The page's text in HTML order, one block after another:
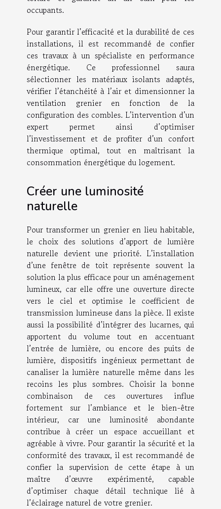
occupants.
Pour garantir l’efficacité et la durabilité de ces
installations, il est recommandé de confier
ces travaux à un spécialiste en performance
énergétique. Ce professionnel saura
sélectionner les matériaux isolants adaptés,
vérifier l’étanchéité à l’air et dimensionner la
ventilation grenier en fonction de la
configuration des combles. L’intervention d’un
expert permet ainsi d’optimiser
l’investissement et de profiter d’un confort
thermique optimal, tout en maîtrisant la
consommation énergétique du logement.
Créer une luminosité
naturelle
Pour transformer un grenier en lieu habitable,
le choix des solutions d’apport de lumière
naturelle devient une priorité. L’installation
d’une fenêtre de toit représente souvent la
solution la plus efficace pour un aménagement
lumineux, car elle offre une ouverture directe
vers le ciel et optimise le coefficient de
transmission lumineuse dans la pièce. Il existe
aussi la possibilité d’intégrer des lucarnes, qui
apportent du volume tout en accentuant
l’entrée de lumière, ou encore des puits de
lumière, dispositifs ingénieux permettant de
canaliser la lumière naturelle même dans les
recoins les plus sombres. Choisir la bonne
combinaison de ces ouvertures influe
fortement sur l’ambiance et le bien-être
intérieur, car une luminosité abondante
contribue à créer un espace accueillant et
agréable à vivre. Pour garantir la sécurité et la
conformité des travaux, il est recommandé de
confier la supervision de cette étape à un
maître d’œuvre expérimenté, capable
d’optimiser chaque détail technique lié à
l’éclairage naturel de votre grenier.